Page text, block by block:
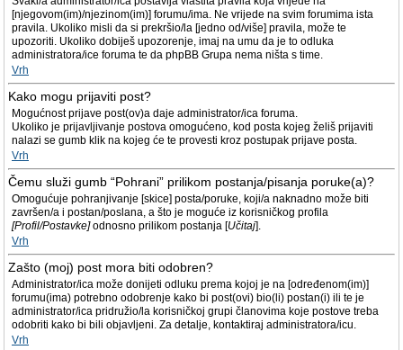
[njegovom(im)/njezinom(im)] forumu/ima. Ne vrijede na svim forumima ista
pravila. Ukoliko misli da si prekršio/la [jedno od/više] pravila, može te
upozoriti. Ukoliko dobiješ upozorenje, imaj na umu da je to odluka
administratora/ice foruma te da phpBB Grupa nema ništa s time.
Vrh
Kako mogu prijaviti post?
Mogućnost prijave post(ov)a daje administrator/ica foruma.
Ukoliko je prijavljivanje postova omogućeno, kod posta kojeg želiš prijaviti
nalazi se gumb klik na kojeg će te provesti kroz postupak prijave posta.
Vrh
Čemu služi gumb “Pohrani” prilikom postanja/pisanja poruke(a)?
Omogućuje pohranjivanje [skice] posta/poruke, koji/a naknadno može biti
završen/a i postan/poslana, a što je moguće iz korisničkog profila
[Profil/Postavke]odnosno prilikom postanja [Učitaj].
Vrh
Zašto (moj) post mora biti odobren?
Administrator/ica može donijeti odluku prema kojoj je na [određenom(im)]
forumu(ima) potrebno odobrenje kako bi post(ovi) bio(li) postan(i) ili te je
administrator/ica pridružio/la korisničkoj grupi članovima koje postove treba
odobriti kako bi bili objavljeni. Za detalje, kontaktiraj administratora/icu.
Vrh